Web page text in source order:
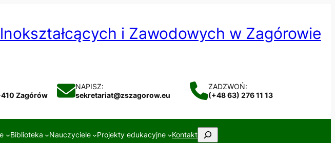
i Zawodowych w Zagórowie
Zagórów
NAPISZ:
sekretariat@zszagorow.eu
ZADZWOŃ:
(+48 63) 276 11 13
Biblioteka Nauczyciele Projekty edukacyjne KontaktSzukaj